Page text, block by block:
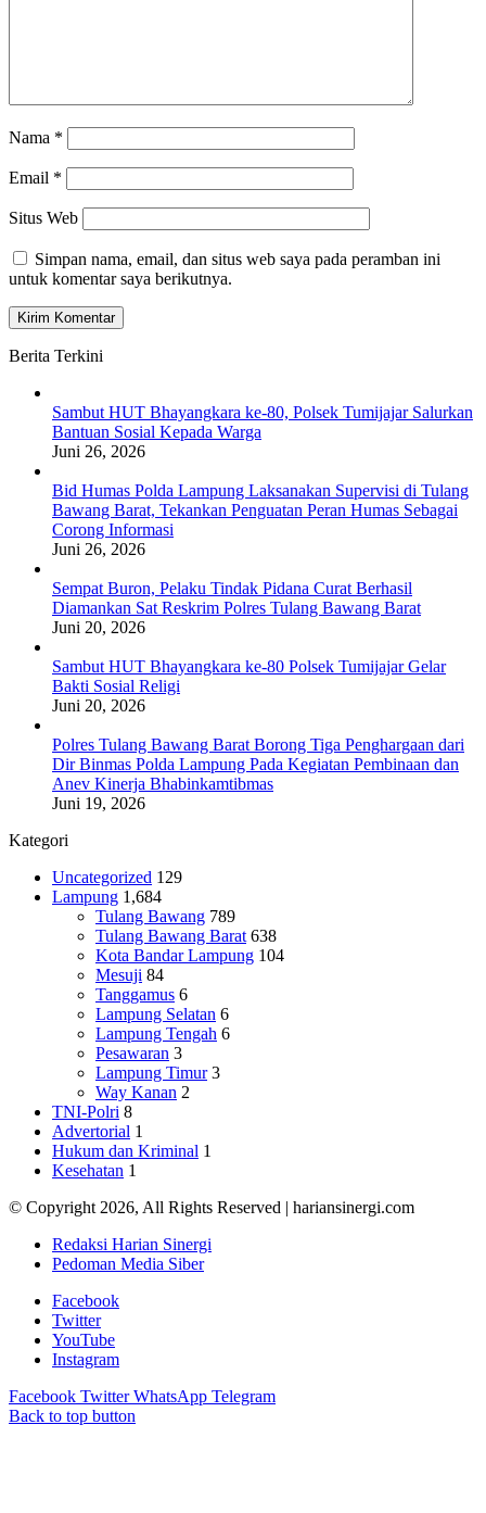
Nama *
Email *
Situs Web
Simpan nama, email, dan situs web saya pada peramban ini
untuk komentar saya berikutnya.
Berita Terkini
Sambut HUT Bhayangkara ke-80, Polsek Tumijajar Salurkan
Bantuan Sosial Kepada Warga
Juni 26, 2026
Bid Humas Polda Lampung Laksanakan Supervisi di Tulang
Bawang Barat, Tekankan Penguatan Peran Humas Sebagai
Corong Informasi
Juni 26, 2026
Sempat Buron, Pelaku Tindak Pidana Curat Berhasil
Diamankan Sat Reskrim Polres Tulang Bawang Barat
Juni 20, 2026
Sambut HUT Bhayangkara ke-80 Polsek Tumijajar Gelar
Bakti Sosial Religi
Juni 20, 2026
Polres Tulang Bawang Barat Borong Tiga Penghargaan dari
Dir Binmas Polda Lampung Pada Kegiatan Pembinaan dan
Anev Kinerja Bhabinkamtibmas
Juni 19, 2026
Kategori
Uncategorized 129
Lampung 1,684
Tulang Bawang 789
Tulang Bawang Barat 638
Kota Bandar Lampung 104
Mesuji 84
Tanggamus 6
Lampung Selatan 6
Lampung Tengah 6
Pesawaran 3
Lampung Timur 3
Way Kanan 2
TNI-Polri 8
Advertorial 1
Hukum dan Kriminal 1
Kesehatan 1
© Copyright 2026, All Rights Reserved | hariansinergi.com
Redaksi Harian Sinergi
Pedoman Media Siber
Facebook
Twitter
YouTube
Instagram
Facebook Twitter WhatsApp Telegram
Back to top button